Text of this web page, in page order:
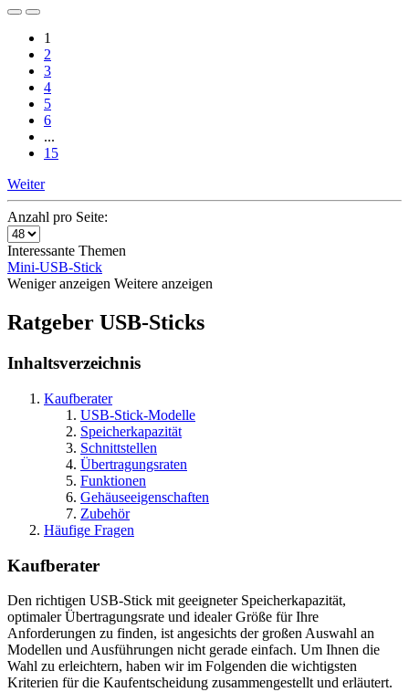
1
2
3
4
5
6
...
15
Weiter
Anzahl pro Seite:
Interessante Themen
Mini-USB-Stick
Weniger anzeigen Weitere anzeigen
Ratgeber USB-Sticks
Inhaltsverzeichnis
Kaufberater
USB-Stick-Modelle
Speicherkapazität
Schnittstellen
Übertragungsraten
Funktionen
Gehäuseeigenschaften
Zubehör
Häufige Fragen
Kaufberater
Den richtigen USB-Stick mit geeigneter Speicherkapazität,
optimaler Übertragungsrate und idealer Größe für Ihre
Anforderungen zu finden, ist angesichts der großen Auswahl an
Modellen und Ausführungen nicht gerade einfach. Um Ihnen die
Wahl zu erleichtern, haben wir im Folgenden die wichtigsten
Kriterien für die Kaufentscheidung zusammengestellt und erläutert.